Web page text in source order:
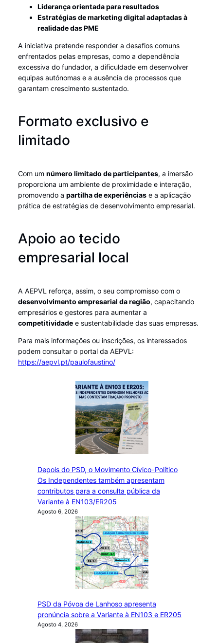
Liderança orientada para resultados
Estratégias de marketing digital adaptadas à
realidade das PME
A iniciativa pretende responder a desafios comuns
enfrentados pelas empresas, como a dependência
excessiva do fundador, a dificuldade em desenvolver
equipas autónomas e a ausência de processos que
garantam crescimento sustentado.
Formato exclusivo e
limitado
Com um número limitado de participantes, a imersão
proporciona um ambiente de proximidade e interação,
promovendo a partilha de experiênciase a aplicação
prática de estratégias de desenvolvimento empresarial.
Apoio ao tecido
empresarial local
A AEPVL reforça, assim, o seu compromisso com o
desenvolvimento empresarial da região, capacitando
empresários e gestores para aumentar a
competitividadee sustentabilidade das suas empresas.
Para mais informações ou inscrições, os interessados
podem consultar o portal da AEPVL:
https://aepvl.pt/paulofaustino/
Depois do PSD, o Movimento Cívico-Político
Os Independentes também apresentam
contributos para a consulta pública da
Variante à EN103/ER205
Agosto 6, 2026
PSD da Póvoa de Lanhoso apresenta
pronúncia sobre a Variante à EN103 e ER205
Agosto 4, 2026